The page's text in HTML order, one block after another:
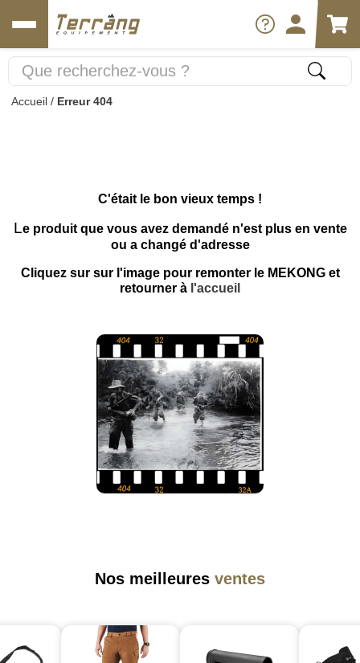
Accueil / Erreur 404
C'était le bon vieux temps !
Le produit que vous avez demandé n'est plus en vente
ou a changé d'adresse
Cliquez sur sur l'image pour remonter le MEKONG et
retourner à l'accueil
Nos meilleures ventes